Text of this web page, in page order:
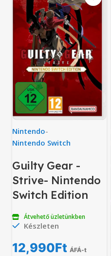
Nintendo-
Nintendo Switch
Guilty Gear -
Strive- Nintendo
Switch Edition
Átvehető üzletünkben
Készleten
12,990Ft ÁFÁ-t